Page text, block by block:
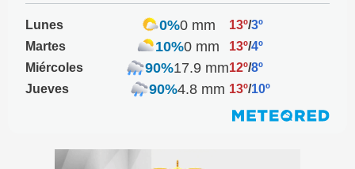
Lunes 0%0 mm 13º/3º
Martes
10%0 mm 13º/4º
Miércoles
90%17.9 mm12º/8º
Jueves
90%4.8 mm 13º/10º